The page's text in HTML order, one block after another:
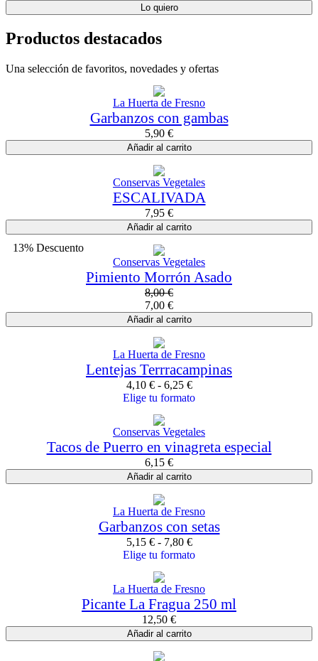
Lo quiero
Productos destacados
Una selección de favoritos, novedades y ofertas
La Huerta de Fresno
Garbanzos con gambas
5,90 €
Añadir al carrito
Conservas Vegetales
ESCALIVADA
7,95 €
Añadir al carrito
13% Descuento
Conservas Vegetales
Pimiento Morrón Asado
8,00€
7,00 €
Añadir al carrito
La Huerta de Fresno
Lentejas Terrracampinas
4,10 €- 6,25 €
Elige tu formato
Conservas Vegetales
Tacos de Puerro en vinagreta especial
6,15 €
Añadir al carrito
La Huerta de Fresno
Garbanzos con setas
5,15 €- 7,80 €
Elige tu formato
La Huerta de Fresno
Picante La Fragua 250 ml
12,50 €
Añadir al carrito